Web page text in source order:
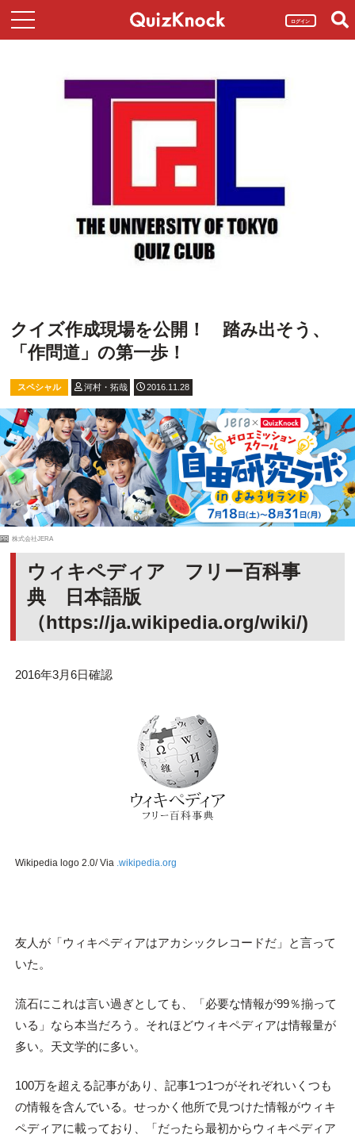
ログイン
クイズ作成現場を公開！ 踏み出そう、
「作問道」の第一歩！
スペシャル 河村・拓哉 2016.11.28
PR 株式会社JERA
ウィキペディア フリー百科事
典 日本語版
（https://ja.wikipedia.org/wiki/)
2016年3月6日確認
Wikipedia logo 2.0/ Via .wikipedia.org
友人が「ウィキペディアはアカシックレコードだ」と言って
いた。
流石にこれは言い過ぎとしても、「必要な情報が99％揃って
いる」なら本当だろう。それほどウィキペディアは情報量が
多い。天文学的に多い。
100万を超える記事があり、記事1つ1つがそれぞれいくつも
の情報を含んでいる。せっかく他所で見つけた情報がウィキ
ペディアに載っており、「だったら最初からウィキペディア